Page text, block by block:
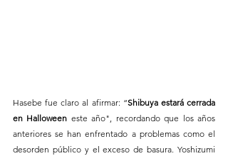
Hasebe fue claro al afirmar: “Shibuya estará cerrada
en Halloween este año", recordando que los años
anteriores se han enfrentado a problemas como el
desorden público y el exceso de basura. Yoshizumi